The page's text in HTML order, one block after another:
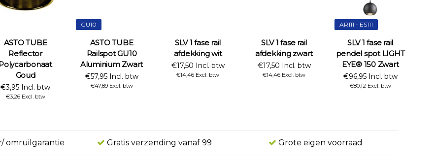
ASTO TUBE
Reflector
Polycarbonaat
Goud
€3,95 Incl. btw
€3,26 Excl. btw
GU10
ASTO TUBE
Railspot GU10
Aluminium Zwart
€57,95 Incl. btw
€47,89 Excl. btw
SLV 1 fase rail
afdekking wit
€17,50 Incl. btw
€14,46 Excl. btw
SLV 1 fase rail
afdekking zwart
€17,50 Incl. btw
€14,46 Excl. btw
AR111 - ES111
SLV 1 fase rail
pendel spot LIGHT
EYE® 150 Zwart
€96,95 Incl. btw
€80,12 Excl. btw
omruilgarantie Gratis verzending vanaf 99 Grote eigen voorraad